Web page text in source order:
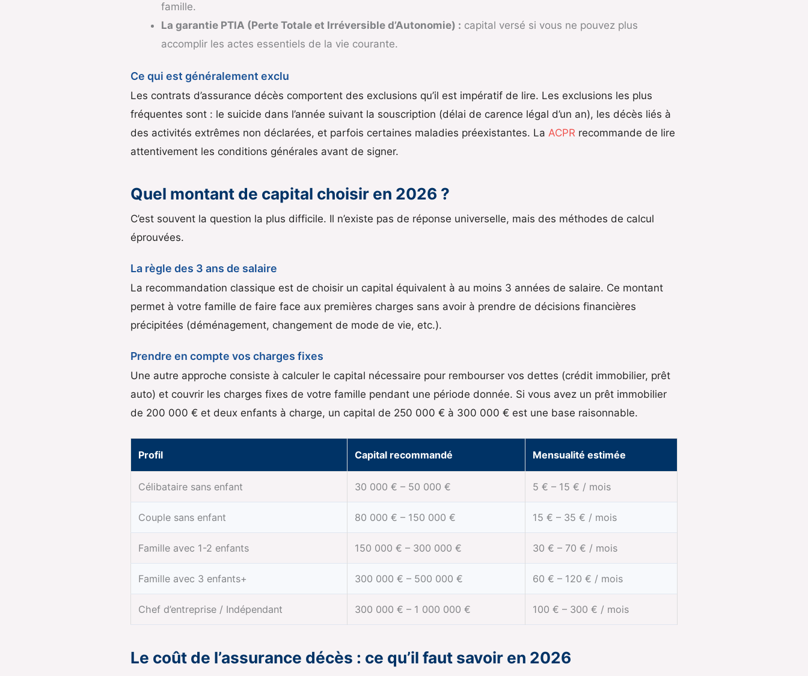
famille.
La garantie PTIA (Perte Totale et Irréversible d’Autonomie) : capital versé si vous ne pouvez plus
accomplir les actes essentiels de la vie courante.
Ce qui est généralement exclu
Les contrats d’assurance décès comportent des exclusions qu’il est impératif de lire. Les exclusions les plus
fréquentes sont : le suicide dans l’année suivant la souscription (délai de carence légal d’un an), les décès liés à
des activités extrêmes non déclarées, et parfois certaines maladies préexistantes. La ACPR recommande de lire
attentivement les conditions générales avant de signer.
Quel montant de capital choisir en 2026 ?
C’est souvent la question la plus difficile. Il n’existe pas de réponse universelle, mais des méthodes de calcul
éprouvées.
La règle des 3 ans de salaire
La recommandation classique est de choisir un capital équivalent à au moins 3 années de salaire. Ce montant
permet à votre famille de faire face aux premières charges sans avoir à prendre de décisions financières
précipitées (déménagement, changement de mode de vie, etc.).
Prendre en compte vos charges fixes
Une autre approche consiste à calculer le capital nécessaire pour rembourser vos dettes (crédit immobilier, prêt
auto) et couvrir les charges fixes de votre famille pendant une période donnée. Si vous avez un prêt immobilier
de 200 000 € et deux enfants à charge, un capital de 250 000 € à 300 000 € est une base raisonnable.
Profil Capital recommandé Mensualité estimée
Célibataire sans enfant 30 000 € – 50 000 € 5 € – 15 € / mois
Couple sans enfant 80 000 € – 150 000 € 15 € – 35 € / mois
Famille avec 1-2 enfants 150 000 € – 300 000 € 30 € – 70 € / mois
Famille avec 3 enfants+ 300 000 € – 500 000 € 60 € – 120 € / mois
Chef d’entreprise / Indépendant 300 000 € – 1 000 000 € 100 € – 300 € / mois
Le coût de l’assurance décès : ce qu’il faut savoir en 2026